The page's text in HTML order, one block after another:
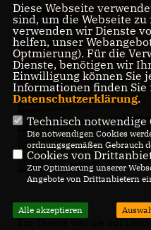
Ein Thema war die auf
Diese Webseite
sind, um die Webseite
verwenden wir Dienste
helfen, unser
Optmierung). Für die
Dienste, benötigen wir
Einwilligung können Sie
Informationen finden Sie
Datenschutzerklärung.
Technisch notwendige
Die notwendigen Cookies
ordnungsgemäßen Gebrauch
Cookies von
Zur Optimierung unserer
Angebote von Drittanbietern
Alle akzeptieren